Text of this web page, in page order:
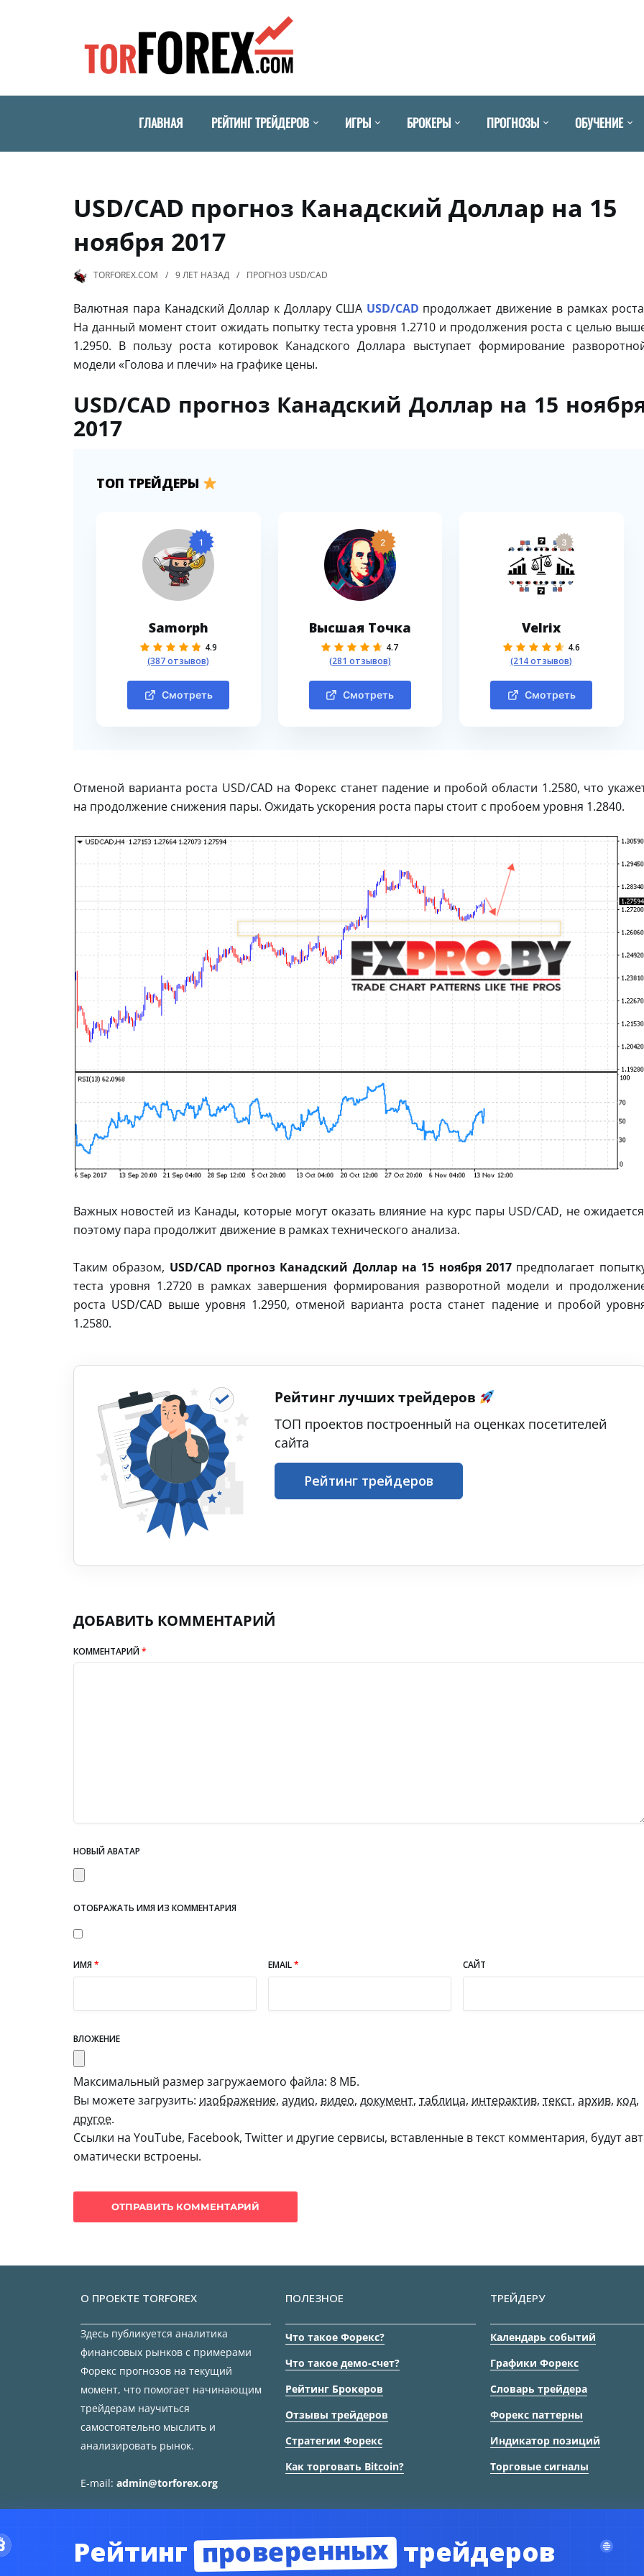
ГЛАВНАЯ РЕЙТИНГ ТРЕЙДЕРОВ ИГРЫ БРОКЕРЫ ПРОГНОЗЫ ОБУЧЕНИЕ
USD/CAD прогноз Канадский Доллар на 15
ноября 2017
TORFOREX.COM 9 ЛЕТ НАЗАД ПРОГНОЗ USD/CAD
Валютная пара Канадский Доллар к Доллару США USD/CAD продолжает движение в рамках
На данный момент стоит ожидать попытку теста уровня 1.2710 и продолжения роста с целью
1.2950. В пользу роста котировок Канадского Доллара выступает формирование
модели «Голова и плечи» на графике цены.
USD/CAD прогноз Канадский Доллар на 15
2017
ТОП ТРЕЙДЕРЫ
1
Samorph
4.9
(387 отзывов)
Смотреть
2
Высшая Точка
4.7
(281 отзывов)
Смотреть
3
Velrix
4.6
(214 отзывов)
Смотреть
Отменой варианта роста USD/CAD на Форекс станет падение и пробой области 1.2580, что
на продолжение снижения пары. Ожидать ускорения роста пары стоит с пробоем уровня 1.2840.
Важных новостей из Канады, которые могут оказать влияние на курс пары USD/CAD, не
поэтому пара продолжит движение в рамках технического анализа.
Таким образом, USD/CAD прогноз Канадский Доллар на 15 ноября 2017 предполагает
теста уровня 1.2720 в рамках завершения формирования разворотной модели и
роста USD/CAD выше уровня 1.2950, отменой варианта роста станет падение и пробой
1.2580.
Рейтинг лучших трейдеров
ТОП проектов построенный на оценках посетителей
сайта
Рейтинг трейдеров
ДОБАВИТЬ КОММЕНТАРИЙ
КОММЕНТАРИЙ*
НОВЫЙ АВАТАР
ОТОБРАЖАТЬ ИМЯ ИЗ КОММЕНТАРИЯ
ИМЯ* EMAIL* САЙТ
ВЛОЖЕНИЕ
Максимальный размер загружаемого файла: 8 МБ.
Вы можете загрузить: изображение, аудио, видео, документ, таблица, интерактив, текст, архив, код,
другое.
Ссылки на YouTube, Facebook, Twitter и другие сервисы, вставленные в текст комментария, будут авт
оматически встроены.
О ПРОЕКТЕ TORFOREX
Здесь публикуется аналитика
финансовых рынков с примерами
Форекс прогнозов на текущий
момент, что помогает начинающим
трейдерам научиться
самостоятельно мыслить и
анализировать рынок.
E-mail: admin@torforex.org
ПОЛЕЗНОЕ
Что такое Форекс?
Что такое демо-счет?
Рейтинг Брокеров
Отзывы трейдеров
Стратегии Форекс
Как торговать Bitcoin?
ТРЕЙДЕРУ
Календарь событий
Графики Форекс
Словарь трейдера
Форекс паттерны
Индикатор позиций
Торговые сигналы
Рейтинг проверенных трейдеров